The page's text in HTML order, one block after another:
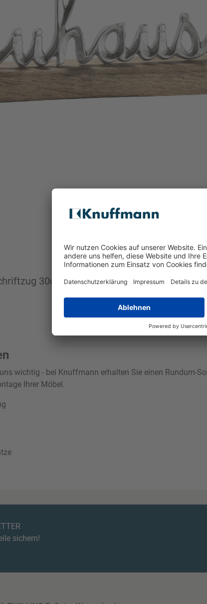
30cm braun silberfarben
wichtig - bei Knuffmann erhalten Sie einen Rundum-
Ihrer Möbel.
sichern!